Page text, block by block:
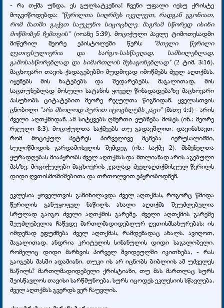
- რა თქმა უნდა, ეს გულსატკენია! ჩვენი უფალი იესუ ქრისტე
მოგვიწოდებდა: "წერილთა სიღრმეს იკვლევთ, რადგან გგონიათ,
რომ მათში გაქვთ საუკუნო სიცოცხლე. მაგრამ სწორედ ისინი
მოწმობენ ჩემთვის"(იოანე 5:39). მოციქული პავლე ტიმოთესადმი
მიწერილ მეორე ეპისტოლეში წერს: "მთელი წერილი
ღვთივსულიერია და სარგო-სასწავღად, სამხილებლად,
გამოსასწორებლად და სიმართლის შესაგონებლად"(2 ტიმ. 3:16).
მაცხოვარი თავის ქადაგებებში მუდმივად იმოწმებს ძველ აღთქმას,
იყენებს მის ხატებებს და შედარებებს. მაგალითად, მის
საცთუნებლად მოსული სატანის ყოველ წინადადებაზე მაცხოვარი
პასუხობს ციტატებით მეორე რჯულთა წიგნიდან. ყველასთვის
ცნობილი "არა მხოლოდ პურით იცოცხლებს კაცი"(მათე 4:4) - არის
ძველი აღთქმიდან. ამ სიტყვებს ღმერთი ეუბნება მოსეს (იხ.: მეორე
რჯული 8:3). მოციქულთა საქმეებს თუ გადავშლით, დავინახავთ,
რომ მოციქულ პეტრეს პირველივე მცნება იერუსალიმში,
სულიწმიდის გარდამოსვლის შემდეგ (იხ.: საქმე 2), მსმენელთა
ყურადღებას მიაპყრობს ძველ აღთქმას და მთლიანად არის აგებული
მასზე. მოციქულები მაცხოვრის კვალად ძველაღთქმისეულ წერილს
დიდი ღვთისმოშიშებითა და თრთოლვით ეპყრობოდნენ.
ეკლესია ყოველთვის განიხილავდა ძველ აღთქმას, როგორც წმიდა
წერილის განუყოფელ ნაწილს. ახალი აღთქმა შეუძლებელია
სრულად გაიგო ძველი აღთქმის გარეშე. ძველი აღთქმის გარეშე
შეუძლებელია ჩაწვდე მართლმადიდებლურ ღვთისმსახურებას: ის
იმდენად ეფუძნება ძველ აღთქმას, რამდენადაც ახალს. ავიღოთ,
მაგალითად, ანდრია კრიტელის სინანულის დიდი საგალობელი,
რომელიც დიდი მარხვის პირველ შვიდეულში იკითხება, - რას
გაიგებს მასში ადამიანი, თუკი ის არ იცნობს ბიბლიის ამ უძველეს
ნაწილს? მართლმადიდებელი ქრისტიანი, თუ მას მართლაც სურს
შეისწავლოს თავისი სარწმუნოება, სურს იცოდეს ეკლესიის სწავლება,
ძველ აღთქმას გვერდს ვერ ჩაუვლის.